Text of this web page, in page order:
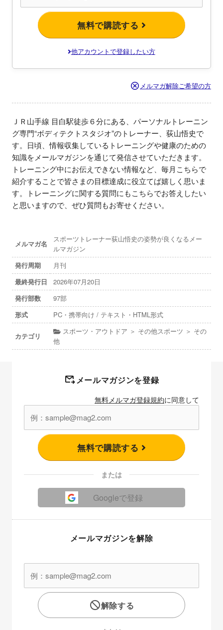
無料で購読する
他アカウントで登録したい方
メルマガ解除ご希望の方
ＪＲ山手線 目白駅徒歩６分にある、パーソナルトレーニン
グ専門“ボディテクトスタジオ”のトレーナー、荻山悟史で
す。日頃、情報収集しているトレーニングや健康のための
知識をメールマガジンを通じて発信させていただきます。
トレーニング中にお伝えできない情報など、毎月こちらで
紹介することで皆さまの目標達成に役立てば嬉しく思いま
す。トレーニングに関する質問にもこちらでお答えしたい
と思いますので、ぜひ質問もお寄せください。
メルマガ名
スポーツトレーナー荻山悟史の姿勢が良くなるメー
ルマガジン
発行周期
月刊
最終発行日
2026年07月20日
発行部数
97部
形式
PC・携帯向け / テキスト・HTML形式
カテゴリ
スポーツ・アウトドア ＞ その他スポーツ ＞ その
他
メールマガジンを登録
無料メルマガ登録規約に同意して
無料で購読する
または
Googleで登録
メールマガジンを解除
解除する